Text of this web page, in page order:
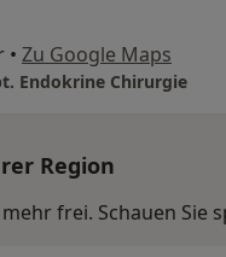
• Zu Google Maps
Endokrine Chirurgie
Region
frei. Schauen Sie